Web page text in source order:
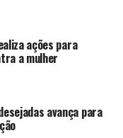
ações para
a mulher
avança para